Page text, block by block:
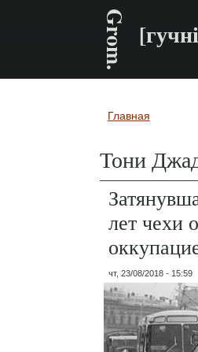
Grom.
Вы здесь
Главная
Тони
лет чехи
чт, 23/08/2018 - 15:59